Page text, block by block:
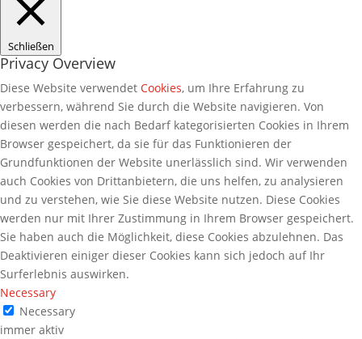
Schließen
Privacy Overview
Diese Website verwendet Cookies, um Ihre Erfahrung zu
verbessern, während Sie durch die Website navigieren. Von
diesen werden die nach Bedarf kategorisierten Cookies in Ihrem
Browser gespeichert, da sie für das Funktionieren der
Grundfunktionen der Website unerlässlich sind. Wir verwenden
auch Cookies von Drittanbietern, die uns helfen, zu analysieren
und zu verstehen, wie Sie diese Website nutzen. Diese Cookies
werden nur mit Ihrer Zustimmung in Ihrem Browser gespeichert.
Sie haben auch die Möglichkeit, diese Cookies abzulehnen. Das
Deaktivieren einiger dieser Cookies kann sich jedoch auf Ihr
Surferlebnis auswirken.
Necessary
Necessary
immer aktiv